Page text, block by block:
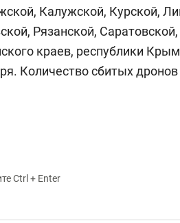
Калужской, Курской,
Рязанской, Саратовской,
краев, республики
Количество сбитых
Ctrl + Enter